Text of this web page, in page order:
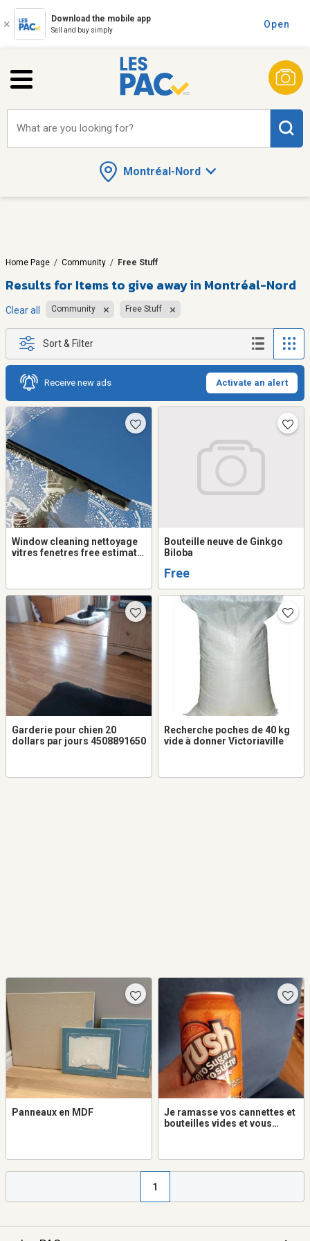
Download the mobile app
Sell and buy simply
Open
Montréal-Nord
What are you looking for?
Home Page / Community / Free Stuff
Results for Items to give away in Montréal-Nord
Clear all Community Free Stuff
Sort & Filter
Receive new ads Activate an alert
Window cleaning nettoyage
vitres fenetres free estimate
Bouteille neuve de Ginkgo
Biloba
Free
Garderie pour chien 20
dollars par jours 4508891650
Recherche poches de 40 kg
vide à donner Victoriaville
Panneaux en MDF
Je ramasse vos cannettes et
bouteilles vides et vous
1